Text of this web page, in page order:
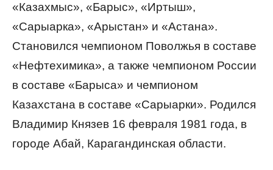
«Казахмыс», «Барыс», «Иртыш»,
«Сарыарка», «Арыстан» и «Астана».
Становился чемпионом Поволжья в составе
«Нефтехимика», а также чемпионом России
в составе «Барыса» и чемпионом
Казахстана в составе «Сарыарки». Родился
Владимир Князев 16 февраля 1981 года, в
городе Абай, Карагандинская области.